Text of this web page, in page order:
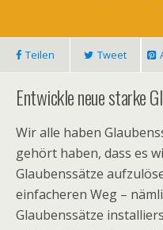
Teilen Tweet
Entwickle neue starke
Wir alle haben
gehört haben, dass es
Glaubenssätze
einfacheren Weg –
Glaubenssätze